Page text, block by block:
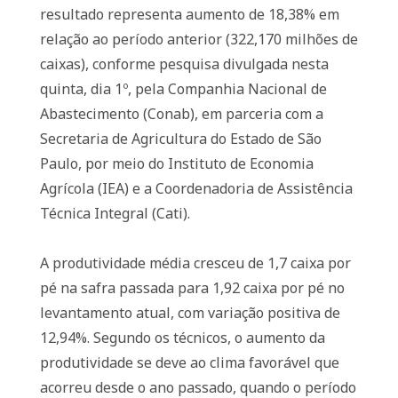
resultado representa aumento de 18,38% em
relação ao período anterior (322,170 milhões de
caixas), conforme pesquisa divulgada nesta
quinta, dia 1º, pela Companhia Nacional de
Abastecimento (Conab), em parceria com a
Secretaria de Agricultura do Estado de São
Paulo, por meio do Instituto de Economia
Agrícola (IEA) e a Coordenadoria de Assistência
Técnica Integral (Cati).
A produtividade média cresceu de 1,7 caixa por
pé na safra passada para 1,92 caixa por pé no
levantamento atual, com variação positiva de
12,94%. Segundo os técnicos, o aumento da
produtividade se deve ao clima favorável que
acorreu desde o ano passado, quando o período